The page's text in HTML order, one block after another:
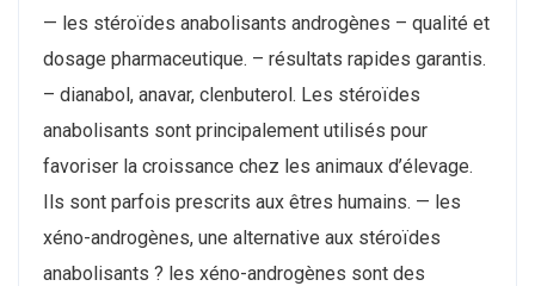
— les stéroïdes anabolisants androgènes – qualité et
dosage pharmaceutique. – résultats rapides garantis.
– dianabol, anavar, clenbuterol. Les stéroïdes
anabolisants sont principalement utilisés pour
favoriser la croissance chez les animaux d’élevage.
Ils sont parfois prescrits aux êtres humains. — les
xéno-androgènes, une alternative aux stéroïdes
anabolisants ? les xéno-androgènes sont des